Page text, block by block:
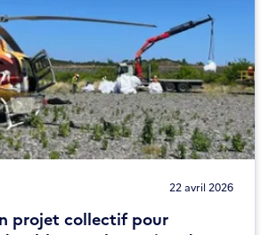
22 avril 2026
projet collectif pour